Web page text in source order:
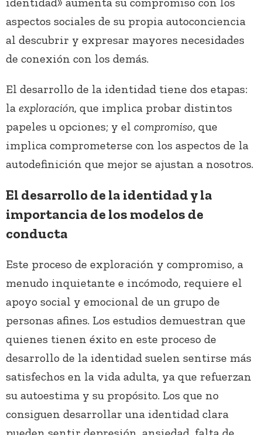
aspectos sociales de su propia autoconciencia
al descubrir y expresar mayores necesidades
de conexión con los demás.
El desarrollo de la identidad tiene dos etapas:
la exploración, que implica probar distintos
papeles u opciones; y el compromiso, que
implica comprometerse con los aspectos de la
autodefinición que mejor se ajustan a nosotros.
El desarrollo de la identidad y la
importancia de los modelos de
conducta
Este proceso de exploración y compromiso, a
menudo inquietante e incómodo, requiere el
apoyo social y emocional de un grupo de
personas afines. Los estudios demuestran que
quienes tienen éxito en este proceso de
desarrollo de la identidad suelen sentirse más
satisfechos en la vida adulta, ya que refuerzan
su autoestima y su propósito. Los que no
consiguen desarrollar una identidad clara